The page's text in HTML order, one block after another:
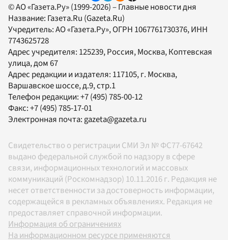
© АО «Газета.Ру» (1999-2026) – Главные новости дня
Название: Газета.Ru (Gazeta.Ru)
Учредитель:АО «Газета.Ру», ОГРН 1067761730376, ИНН
7743625728
Адрес учредителя: 125239, Россия, Москва, Коптевская
улица, дом 67
Адрес редакции и издателя: 117105, г. Москва,
Варшавское шоссе, д.9, стр.1
Телефон редакции:+7 (495) 785-00-12
Факс:+7 (495) 785-17-01
Электронная почта: gazeta@gazeta.ru
Свидетельство о регистрации СМИ Эл № ФС77-67642
выдано федеральной службой по надзору в сфере
связи, информационных технологий и массовых
коммуникаций (Роскомнадзор) 10.11.2016 г. Редакция не
несет ответственности за достоверность информации,
содержащейся в рекламных объявлениях. Редакция не
предоставляет справочной информации.
Информация об ограничениях
На информационном ресурсе применяются